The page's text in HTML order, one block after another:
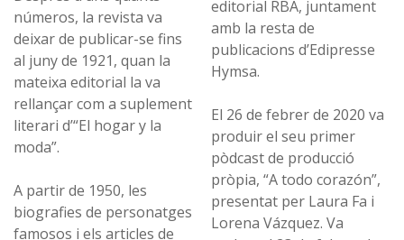
números, la revista va
deixar de publicar-se fins
al juny de 1921, quan la
mateixa editorial la va
rellançar com a suplement
literari d’“El hogar y la
moda”.
A partir de 1950, les
biografies de personatges
famosos i els articles de
editorial RBA, juntament
amb la resta de
publicacions d’Edipresse
Hymsa.
El 26 de febrer de 2020 va
produir el seu primer
pòdcast de producció
pròpia, “A todo corazón”,
presentat per Laura Fa i
Lorena Vázquez. Va